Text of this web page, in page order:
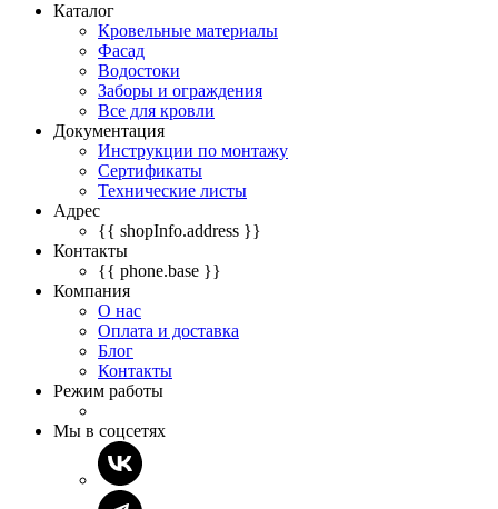
Каталог
Кровельные материалы
Фасад
Водостоки
Заборы и ограждения
Все для кровли
Документация
Инструкции по монтажу
Сертификаты
Технические листы
Адрес
{{ shopInfo.address }}
Контакты
{{ phone.base }}
Компания
О нас
Оплата и доставка
Блог
Контакты
Режим работы
Мы в соцсетях